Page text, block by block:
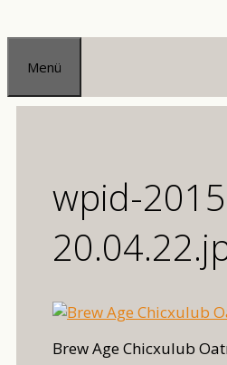
Zum
Inhalt
springen
Menü
wpid-
Brew Age Chicxulub